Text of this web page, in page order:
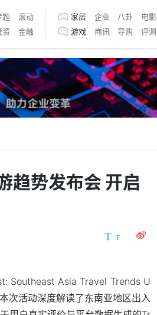
题
滚动
资 金融
家居 企业 八卦 电影
游戏
商讯 导购 评测
趋势发布会 开启
Southeast Asia Travel Trends U
次活动深度解读了东南亚地区出入